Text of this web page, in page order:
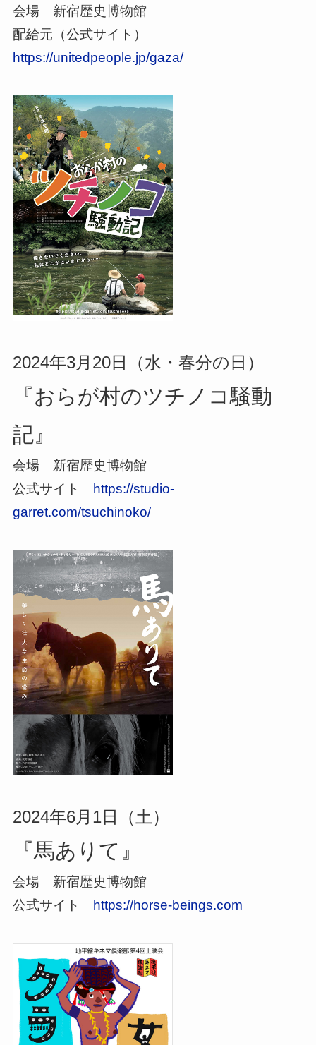
会場 新宿歴史博物館
配給元（公式サイト）
https://unitedpeople.jp/gaza/
2024年3月20日（水・春分の日）
『おらが村のツチノコ騒動
記』
会場 新宿歴史博物館
公式サイト https://studio-
garret.com/tsuchinoko/
2024年6月1日（土）
『馬ありて』
会場 新宿歴史博物館
公式サイト
https://horse-beings.com